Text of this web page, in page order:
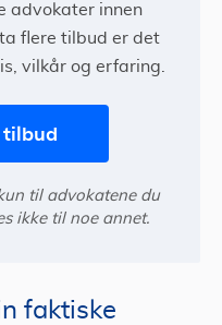
advokater innen
flere tilbud er det
vilkår og erfaring.
tilbud
til advokatene du
ikke til noe annet.
faktiske